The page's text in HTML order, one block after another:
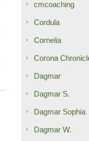
cmcoaching
Cordula
Cornelia
Corona
Dagmar
Dagmar S.
Dagmar Sophia
Dagmar W.